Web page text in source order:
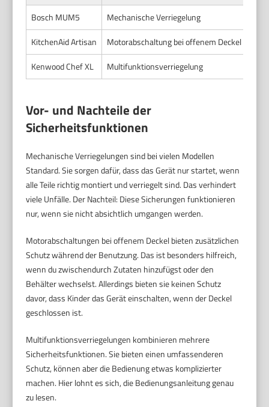
Bosch MUM5
Mechanische Verriegelung
KitchenAid Artisan
Motorabschaltung bei offenem Deckel
Kenwood Chef XL
Multifunktionsverriegelung
Vor- und Nachteile der
Sicherheitsfunktionen
Mechanische Verriegelungen sind bei vielen Modellen
Standard. Sie sorgen dafür, dass das Gerät nur startet, wenn
alle Teile richtig montiert und verriegelt sind. Das verhindert
viele Unfälle. Der Nachteil: Diese Sicherungen funktionieren
nur, wenn sie nicht absichtlich umgangen werden.
Motorabschaltungen bei offenem Deckel bieten zusätzlichen
Schutz während der Benutzung. Das ist besonders hilfreich,
wenn du zwischendurch Zutaten hinzufügst oder den
Behälter wechselst. Allerdings bieten sie keinen Schutz
davor, dass Kinder das Gerät einschalten, wenn der Deckel
geschlossen ist.
Multifunktionsverriegelungen kombinieren mehrere
Sicherheitsfunktionen. Sie bieten einen umfassenderen
Schutz, können aber die Bedienung etwas komplizierter
machen. Hier lohnt es sich, die Bedienungsanleitung genau
zu lesen.